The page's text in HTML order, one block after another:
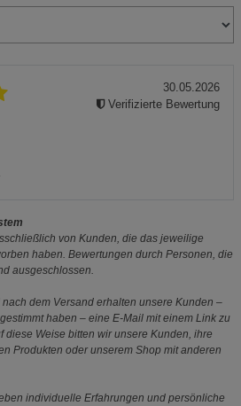
30.05.2026
Verifizierte Bewertung
von Kunden, die das jeweilige
haben. Bewertungen durch Personen, die
ausgeschlossen.
dem Versand erhalten unsere Kunden –
haben – eine E-Mail mit einem Link zu
diese Weise bitten wir unsere Kunden, ihre
Produkten oder unserem Shop mit anderen
individuelle Erfahrungen und persönliche